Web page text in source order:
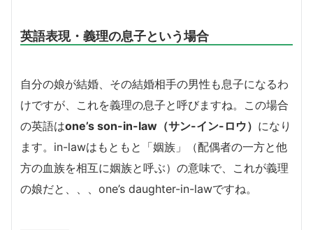
英語表現・義理の息子という場合
自分の娘が結婚、その結婚相手の男性も息子になるわ
けですが、これを義理の息子と呼びますね。この場合
の英語はone’s son-in-law（サン-イン-ロウ） になり
ます。in-lawはもともと「姻族」（配偶者の一方と他
方の血族を相互に姻族と呼ぶ）の意味で、これが義理
の娘だと、、、one’s daughter-in-lawですね。